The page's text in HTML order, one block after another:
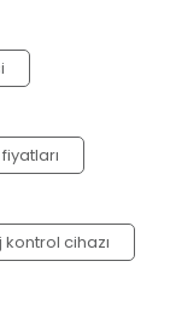
kontrol cihazı